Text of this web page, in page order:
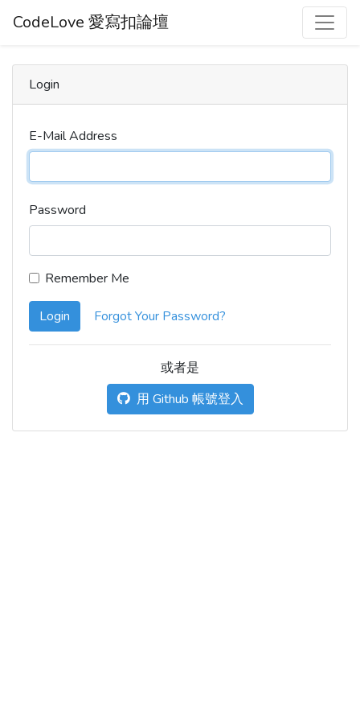
CodeLove 愛寫扣論壇
Login
E-Mail Address
Password
Remember Me
Login Forgot Your Password?
或者是
用 Github 帳號登入